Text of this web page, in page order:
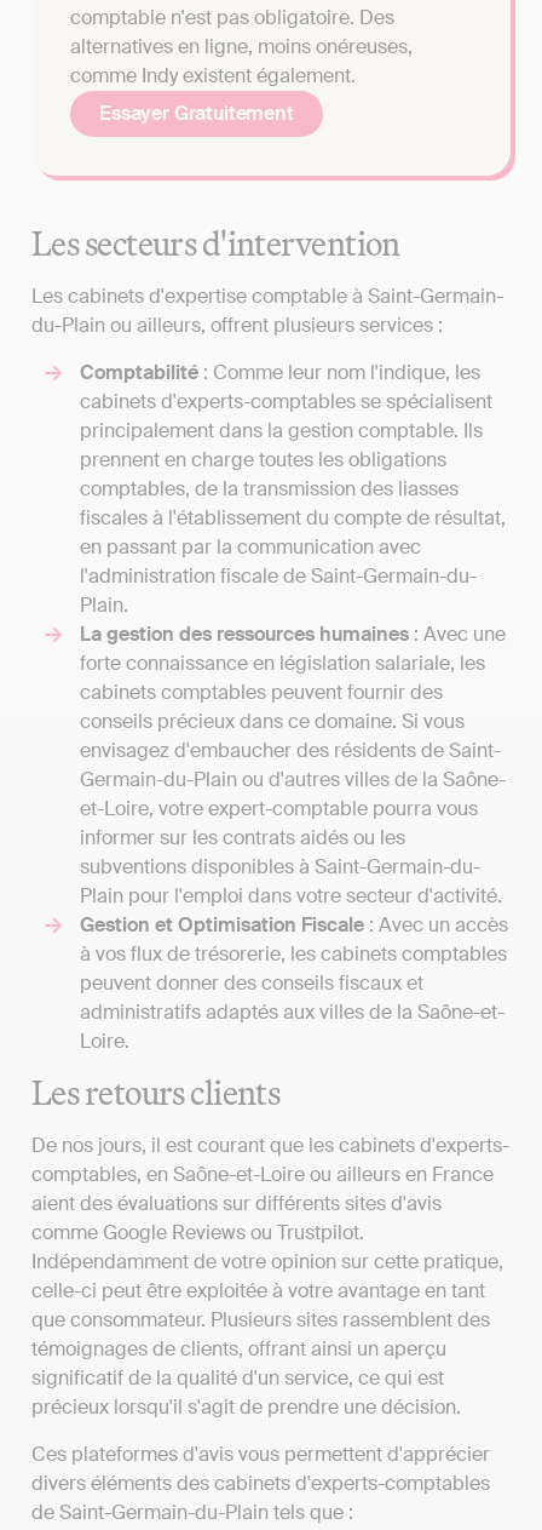
comptable n'est pas obligatoire. Des
alternatives en ligne, moins onéreuses,
comme Indy existent également.
Essayer Gratuitement
Les secteurs d'intervention
Les cabinets d'expertise comptable à Saint-Germain-
du-Plain ou ailleurs, offrent plusieurs services :
Comptabilité : Comme leur nom l'indique, les
cabinets d'experts-comptables se spécialisent
principalement dans la gestion comptable. Ils
prennent en charge toutes les obligations
comptables, de la transmission des liasses
fiscales à l'établissement du compte de résultat,
en passant par la communication avec
l'administration fiscale de Saint-Germain-du-
Plain.
La gestion des ressources humaines : Avec une
forte connaissance en législation salariale, les
cabinets comptables peuvent fournir des
conseils précieux dans ce domaine. Si vous
envisagez d'embaucher des résidents de Saint-
Germain-du-Plain ou d'autres villes de la Saône-
et-Loire, votre expert-comptable pourra vous
informer sur les contrats aidés ou les
subventions disponibles à Saint-Germain-du-
Plain pour l'emploi dans votre secteur d'activité.
Gestion et Optimisation Fiscale : Avec un accès
à vos flux de trésorerie, les cabinets comptables
peuvent donner des conseils fiscaux et
administratifs adaptés aux villes de la Saône-et-
Loire.
Les retours clients
De nos jours, il est courant que les cabinets d'experts-
comptables, en Saône-et-Loire ou ailleurs en France
aient des évaluations sur différents sites d'avis
comme Google Reviews ou Trustpilot.
Indépendamment de votre opinion sur cette pratique,
celle-ci peut être exploitée à votre avantage en tant
que consommateur. Plusieurs sites rassemblent des
témoignages de clients, offrant ainsi un aperçu
significatif de la qualité d'un service, ce qui est
précieux lorsqu'il s'agit de prendre une décision.
Ces plateformes d'avis vous permettent d'apprécier
divers éléments des cabinets d'experts-comptables
de Saint-Germain-du-Plain tels que :